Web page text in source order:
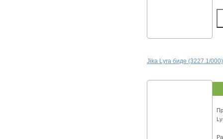
Jika Lyra биде (3227.1/000)